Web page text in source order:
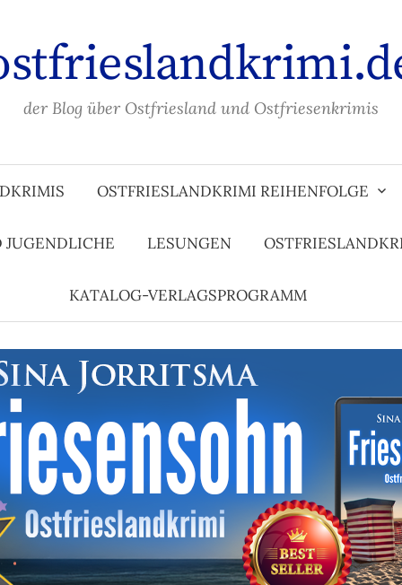
der Blog über Ostfriesland und Ostfriesenkrimis
OSTFRIESLANDKRIMI REIHENFOLGE
JUGENDLICHE LESUNGEN
KATALOG-VERLAGSPROGRAMM